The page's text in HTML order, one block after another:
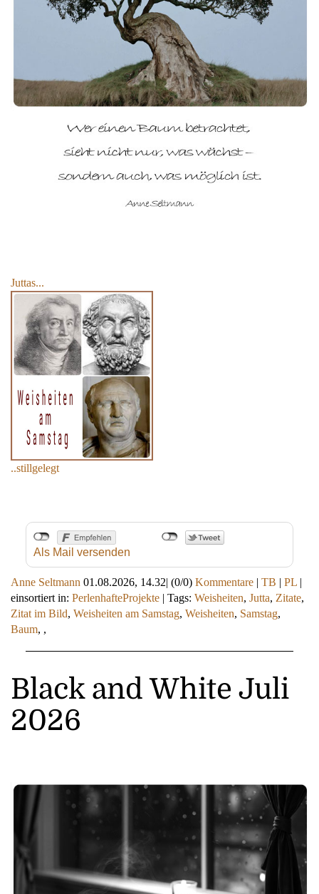
Juttas...
..stillgelegt
Als Mail versenden
Anne Seltmann 01.08.2026, 14.32| (0/0) Kommentare | TB | PL |
einsortiert in: PerlenhafteProjekte | Tags: Weisheiten, Jutta, Zitate,
Zitat im Bild, Weisheiten am Samstag, Weisheiten, Samstag,
Baum, ,
Black and White Juli
2026